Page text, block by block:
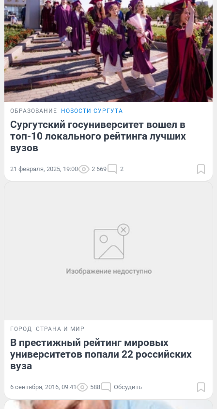
ОБРАЗОВАНИЕ НОВОСТИ СУРГУТА
Сургутский госуниверситет вошел в
топ-10 локального рейтинга лучших
вузов
21 февраля, 2025, 19:00 2 669 2
ГОРОД СТРАНА И МИР
В престижный рейтинг мировых
университетов попали 22 российских
вуза
6 сентября, 2016, 09:41 588 Обсудить